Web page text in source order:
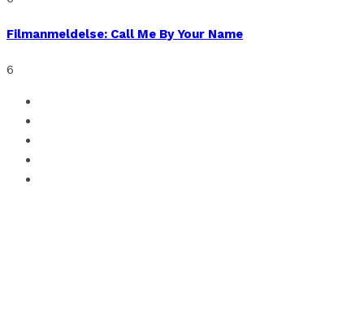
Filmanmeldelse: Call Me By Your Name
6